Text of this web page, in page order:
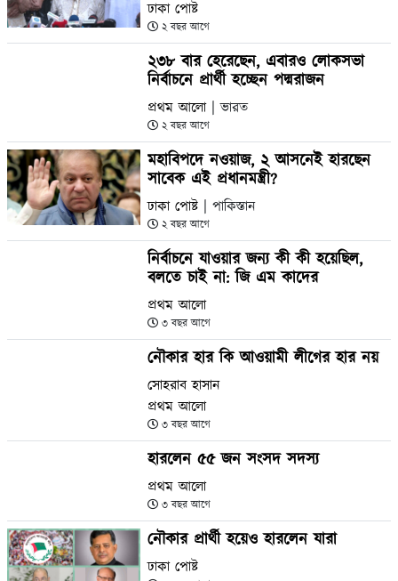
ঢাকা পোষ্ট
২ বছর আগে
২৩৮ বার হেরেছেন, এবারও লোকসভা
নির্বাচনে প্রার্থী হচ্ছেন পদ্মরাজন
প্রথম আলো | ভারত
২ বছর আগে
মহাবিপদে নওয়াজ, ২ আসনেই হারছেন
সাবেক এই প্রধানমন্ত্রী?
ঢাকা পোষ্ট | পাকিস্তান
২ বছর আগে
নির্বাচনে যাওয়ার জন্য কী কী হয়েছিল,
বলতে চাই না: জি এম কাদের
প্রথম আলো
৩ বছর আগে
নৌকার হার কি আওয়ামী লীগের হার নয়
সোহরাব হাসান
প্রথম আলো
৩ বছর আগে
হারলেন ৫৫ জন সংসদ সদস্য
প্রথম আলো
৩ বছর আগে
নৌকার প্রার্থী হয়েও হারলেন যারা
ঢাকা পোষ্ট